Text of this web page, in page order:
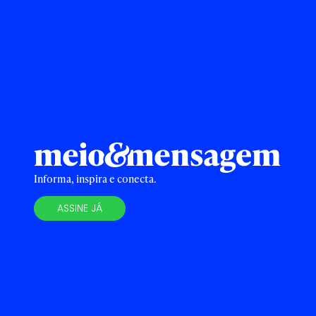
Informa, inspira e conecta.
ASSINE JÁ